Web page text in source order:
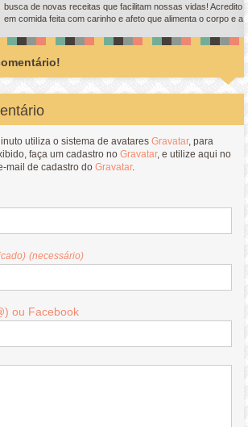
busca de novas receitas que facilitam nossas vidas! Acredito
em comida feita com carinho e afeto que alimenta o corpo e a
utiliza o sistema de avataresGravatar, para
faça um cadastro noGravatar, e utilize aqui no
mail de cadastro doGravatar.
(necessário)
ou Facebook